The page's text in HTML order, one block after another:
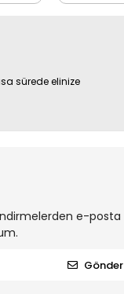
sürede elinize
e-posta
Gönder